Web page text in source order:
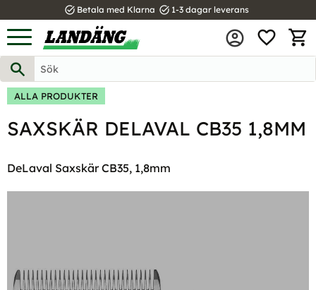
Meny
task_alt Betala med Klarna task_alt 1-3 dagar leverans
ALLA PRODUKTER
SAXSKÄR DELAVAL CB35 1,8MM
DeLaval Saxskär CB35, 1,8mm